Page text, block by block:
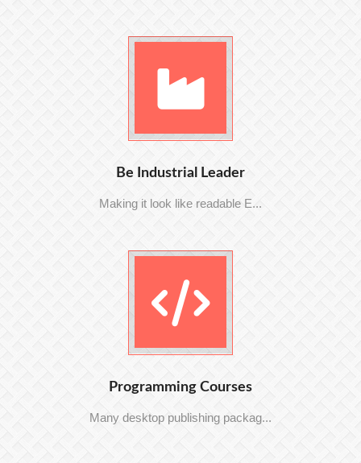
Be Industrial Leader
Making it look like readable E...
Programming Courses
Many desktop publishing packag...